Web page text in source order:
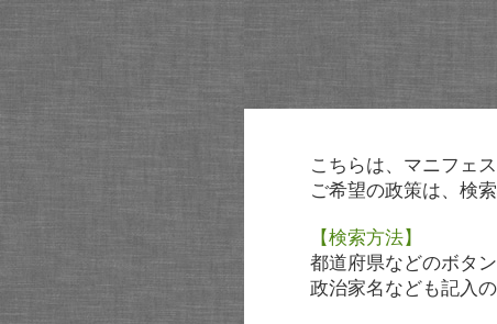
こちらは、マニフェ
ご希望の政策は、検
【検索方法】
都道府県などのボタ
政治家名なども記入